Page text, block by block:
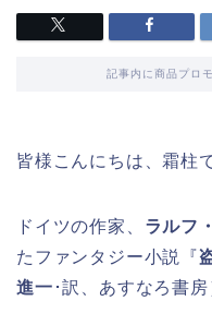
記事内に商品プロ
皆様こんにちは、霜柱
ドイツの作家、 ラルフ
たファンタジー小説『
進一 ･訳、あすなろ書房